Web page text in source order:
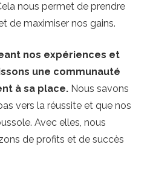
nous permet de prendre
de maximiser nos gains.
nos expériences et
une communauté
à sa place. Nous savons
vers la réussite et que nos
Avec elles, nous
de profits et de succès